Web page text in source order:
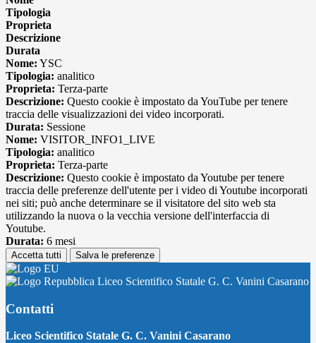
Tipologia
Proprieta
Descrizione
Durata
Nome: YSC
Tipologia: analitico
Proprieta: Terza-parte
Descrizione: Questo cookie è impostato da YouTube per tenere
traccia delle visualizzazioni dei video incorporati.
Durata: Sessione
Nome: VISITOR_INFO1_LIVE
Tipologia: analitico
Proprieta: Terza-parte
Descrizione: Questo cookie è impostato da Youtube per tenere
traccia delle preferenze dell'utente per i video di Youtube incorporati
nei siti; può anche determinare se il visitatore del sito web sta
utilizzando la nuova o la vecchia versione dell'interfaccia di
Youtube.
Durata: 6 mesi
Accetta tutti Salva le preferenze
Liceo Scientifico Statale G. C. Vanini Casarano
Contatti
Liceo Scientifico Statale G. C. Vanini Casarano